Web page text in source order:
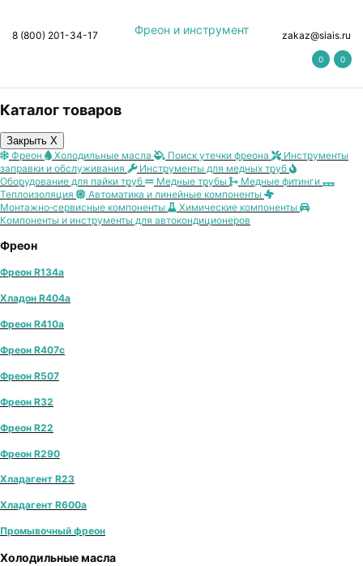
Фреон и инструмент
8 (800) 201-34-17 zakaz@siais.ru
0 0
Каталог товаров
Закрыть X
Фреон
Холодильные масла Поиск утечки фреона
Инструменты
заправки и обслуживания
Инструменты для медных труб
Оборудование для пайки труб
Медные трубы
Медные фитинги
Теплоизоляция
Автоматика и линейные компоненты
Монтажно‑сервисные компоненты
Химические компоненты
Компоненты и инструменты для автокондиционеров
Фреон
Фреон R134a
Хладон R404a
Фреон R410a
Фреон R407с
Фреон R507
Фреон R32
Фреон R22
Фреон R290
Хладагент R23
Хладагент R600a
Промывочный фреон
Холодильные масла